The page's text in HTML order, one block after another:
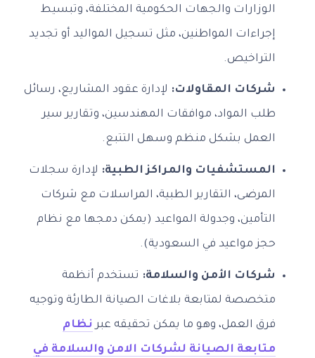
الوزارات والجهات الحكومية المختلفة، وتبسيط
إجراءات المواطنين، مثل تسجيل المواليد أو تجديد
التراخيص.
شركات المقاولات: لإدارة عقود المشاريع، رسائل
طلب المواد، موافقات المهندسين، وتقارير سير
العمل بشكل منظم وسهل التتبع.
المستشفيات والمراكز الطبية: لإدارة سجلات
المرضى، التقارير الطبية، المراسلات مع شركات
التأمين، وجدولة المواعيد (يمكن دمجها مع نظام
حجز مواعيد في السعودية).
شركات الأمن والسلامة: تستخدم أنظمة
متخصصة لمتابعة بلاغات الصيانة الطارئة وتوجيه
فرق العمل، وهو ما يمكن تحقيقه عبر نظام
متابعة الصيانة لشركات الامن والسلامة في